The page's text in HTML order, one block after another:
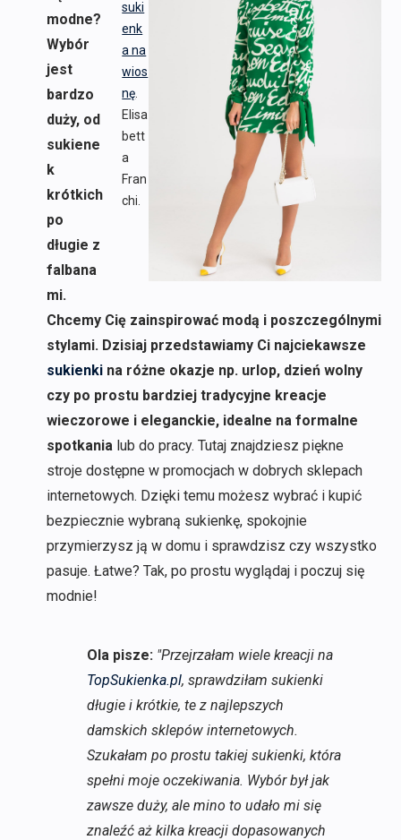
suki
enk
a na
wios
nę
Elisa
bett
a
Fran
chi.
modne?
Wybór
jest
bardzo
duży, od
sukiene
k
krótkich
po
długie z
falbana
mi.
Chcemy Cię zainspirować modą i poszczególnymi
stylami. Dzisiaj przedstawiamy Ci najciekawsze
sukienkina różne okazje np. urlop, dzień wolny
czy po prostu bardziej tradycyjne kreacje
wieczorowe i eleganckie, idealne na formalne
spotkania lub do pracy. Tutaj znajdziesz piękne
stroje dostępne w promocjach w dobrych sklepach
internetowych. Dzięki temu możesz wybrać i kupić
bezpiecznie wybraną sukienkę, spokojnie
przymierzysz ją w domu i sprawdzisz czy wszystko
pasuje. Łatwe? Tak, po prostu wyglądaj i poczuj się
modnie!
Ola pisze: "Przejrzałam wiele kreacji na
TopSukienka.pl, sprawdziłam sukienki
długie i krótkie, te z najlepszych
damskich sklepów internetowych.
Szukałam po prostu takiej sukienki, która
spełni moje oczekiwania. Wybór był jak
zawsze duży, ale mino to udało mi się
znaleźć aż kilka kreacji dopasowanych